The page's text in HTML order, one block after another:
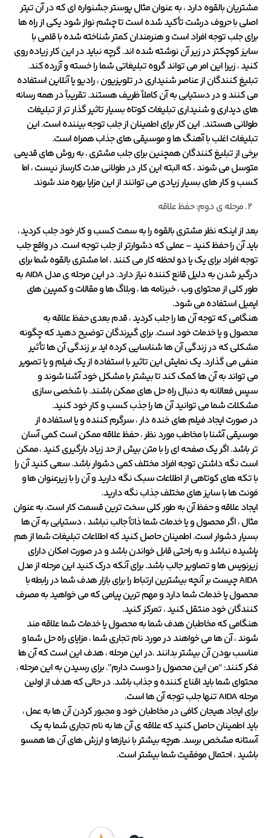
مشتریان بالقوه دارد ، به عنوان مثال پوستر جشنواره ای که در آن تیتر
اصلی با حروف درشت تأکید شده است تا چشم نواز شود یکی از راه ها
برای جلب توجه افراد است و هنرمندان کمتر شناخته شده با قلمی با
سایز کوچکتر در زیر آن نوشته شده اند. گرچه نباید در این کار زیاده روی
کنید ، زیرا این امر می تواند گروه تبلیغاتی شما را خسته و آزرده کند.
تبلیغ کنندگان از عناصر شنیداری در تلویزیون ، رادیو یا آنلاین استفاده
می کنند و در دستیابی به آن کاملاً ظریف هستند. تقریباً در همه رسانه
های دیداری و شنیداری تبلیغات کوتاه بسیار تاثیر گذار تر از تبلیغات
طولانی هستند. این کار برای اطمینان از جلب توجه بیننده است. این
تبلیغات اغلب با آهنگ ها و موسیقی های جذاب همراه است.
برخی از تبلیغ کنندگان همچنین برای جلب مشتری ، به روش های قدیمی
متوسل می شوند ، که البته این کار در طولانی مدت کارساز نیست ، اما
کسب و کار های بسیار زیادی می توانند از این مزایا بهره مند شوند.
مرحله ی دوم: حفظ علاقه
بعد از اینکه نظر مشتری بالقوه را به سمت کسب و کار خود جلب کردید ،
باید آن را حفظ کنید – عملی که دشوارتر از جلب توجه است. در واقع جلب
توجه افراد برای یک یا دو لحظه کار می کنند ، اما مشتری بالقوه شما برای
درگیر شدن به دلیل قانع کننده نیاز دارد. در این مرحله ی مدل AIDA به
طور کلی از محتوای وب ، خبرنامه ها ، وبلاگ ها و مقالات و کمپین های
ایمیل استفاده می شود.
هنگامی که توجه آن ها را جلب کردید ، قدم بعدی حفظ علاقه به
محصول و یا خدمات خود است. برای گیرندگان توضیح دهید که چگونه
مشکلی که در زندگی آن ها شناسایی کرده اید بر زندگی آن ها تأثیر
منفی می گذارد. یک نمایش این تاثیر با استفاده از یک فیلم و یا تصویر
می تواند به آن ها کمک کند تا بیشتر با مشکل خود آشنا شوند و
سپس فعالانه به دنبال راه حل های ممکن باشند. با شخصی سازی
مشکلات شما می توانید آن ها را جذب کسب و کار خود کنید.
در صورت ایجاد فیلم های خنده دار ، سرگرم کننده و یا استفاده از
موسیقی آشنا با مخاطب مورد نظر ، حفظ علاقه ممکن است کمی آسان
تر باشد. اگر یک صفحه ای را با متن بیش از حد زیاد بارگیری کنید ، ممکن
است نگه داشتن توجه افراد مختلف کمی دشوار باشد. سعی کنید آن را
با تکه های کوتاهی از اطلاعات سبک نگه دارید و آن را با زیرعنوان ها و
فونت ها با سایز های مختلف جذاب نگه دارید.
ایجاد علاقه و حفظ آن به طور کلی سخت ترین قسمت کار است. به عنوان
مثال ، اگر محصول و یا خدمات شما ذاتاً جالب نباشد ، دستیابی به آن ها
بسیار دشوار است. اطمینان حاصل کنید که اطلاعات تبلیغات شما از هم
پاشیده نباشد و به راحتی قابل خواندن باشد و در صورت امکان دارای
زیرنویس ها و تصاویر جالب باشد. برای آنکه درک کنید این مرحله از مدل
AIDA چیست بر آنچه بیشترین ارتباط را برای بازار هدف شما در رابطه با
محصول یا خدمات شما دارد و مهم ترین پیامی که می خواهید به مصرف
کنندگان خود منتقل کنید ، تمرکز کنید.
هنگامی که مخاطبان هدف شما به محصول یا خدمات شما علاقه مند
شوند ، آن ها می خواهند در مورد نام تجاری شما ، مزایای راه حل شما و
مناسب بودن آن بیشتر بدانند .در این مرحله ، هدف این است که آن ها
فکر کنند: “من این محصول را دوست دارم”. برای رسیدن به این مرحله ،
محتوای شما باید اقناع کننده و جذاب باشد. در حالی که هدف از اولین
مرحله AIDA تنها جلب توجه آن ها است.
برای ایجاد هیجان کافی در مخاطبان خود و مجبور کردن آن ها به عمل ،
باید اطمینان حاصل کنید که علاقه ی آن ها به نام تجاری شما به یک
آستانه مشخص برسد. هرچه بیشتر با نیازها و ارزش های آن ها همسو
باشید ، احتمال موفقیت شما بیشتر است.